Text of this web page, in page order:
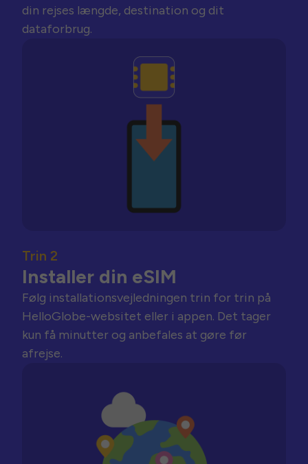
din rejses længde, destination og dit
dataforbrug.
Trin 2
Installer din eSIM
Følg installationsvejledningen trin for trin på
HelloGlobe-websitet eller i appen. Det tager
kun få minutter og anbefales at gøre før
afrejse.